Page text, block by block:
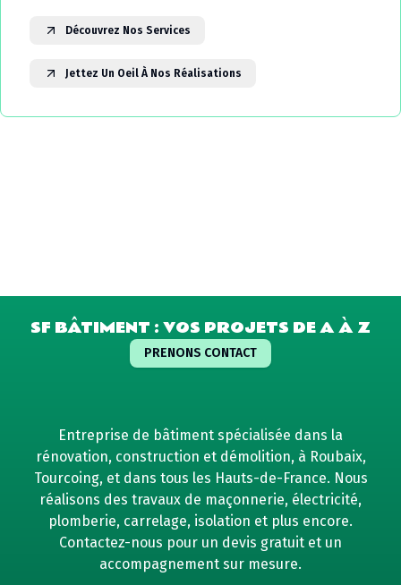
Découvrez Nos Services
Jettez Un Oeil À Nos Réalisations
SF BÂTIMENT : VOS PROJETS DE A À Z
PRENONS CONTACT
Entreprise de bâtiment spécialisée dans la
rénovation, construction et démolition, à Roubaix,
Tourcoing, et dans tous les Hauts-de-France. Nous
réalisons des travaux de maçonnerie, électricité,
plomberie, carrelage, isolation et plus encore.
Contactez-nous pour un devis gratuit et un
accompagnement sur mesure.